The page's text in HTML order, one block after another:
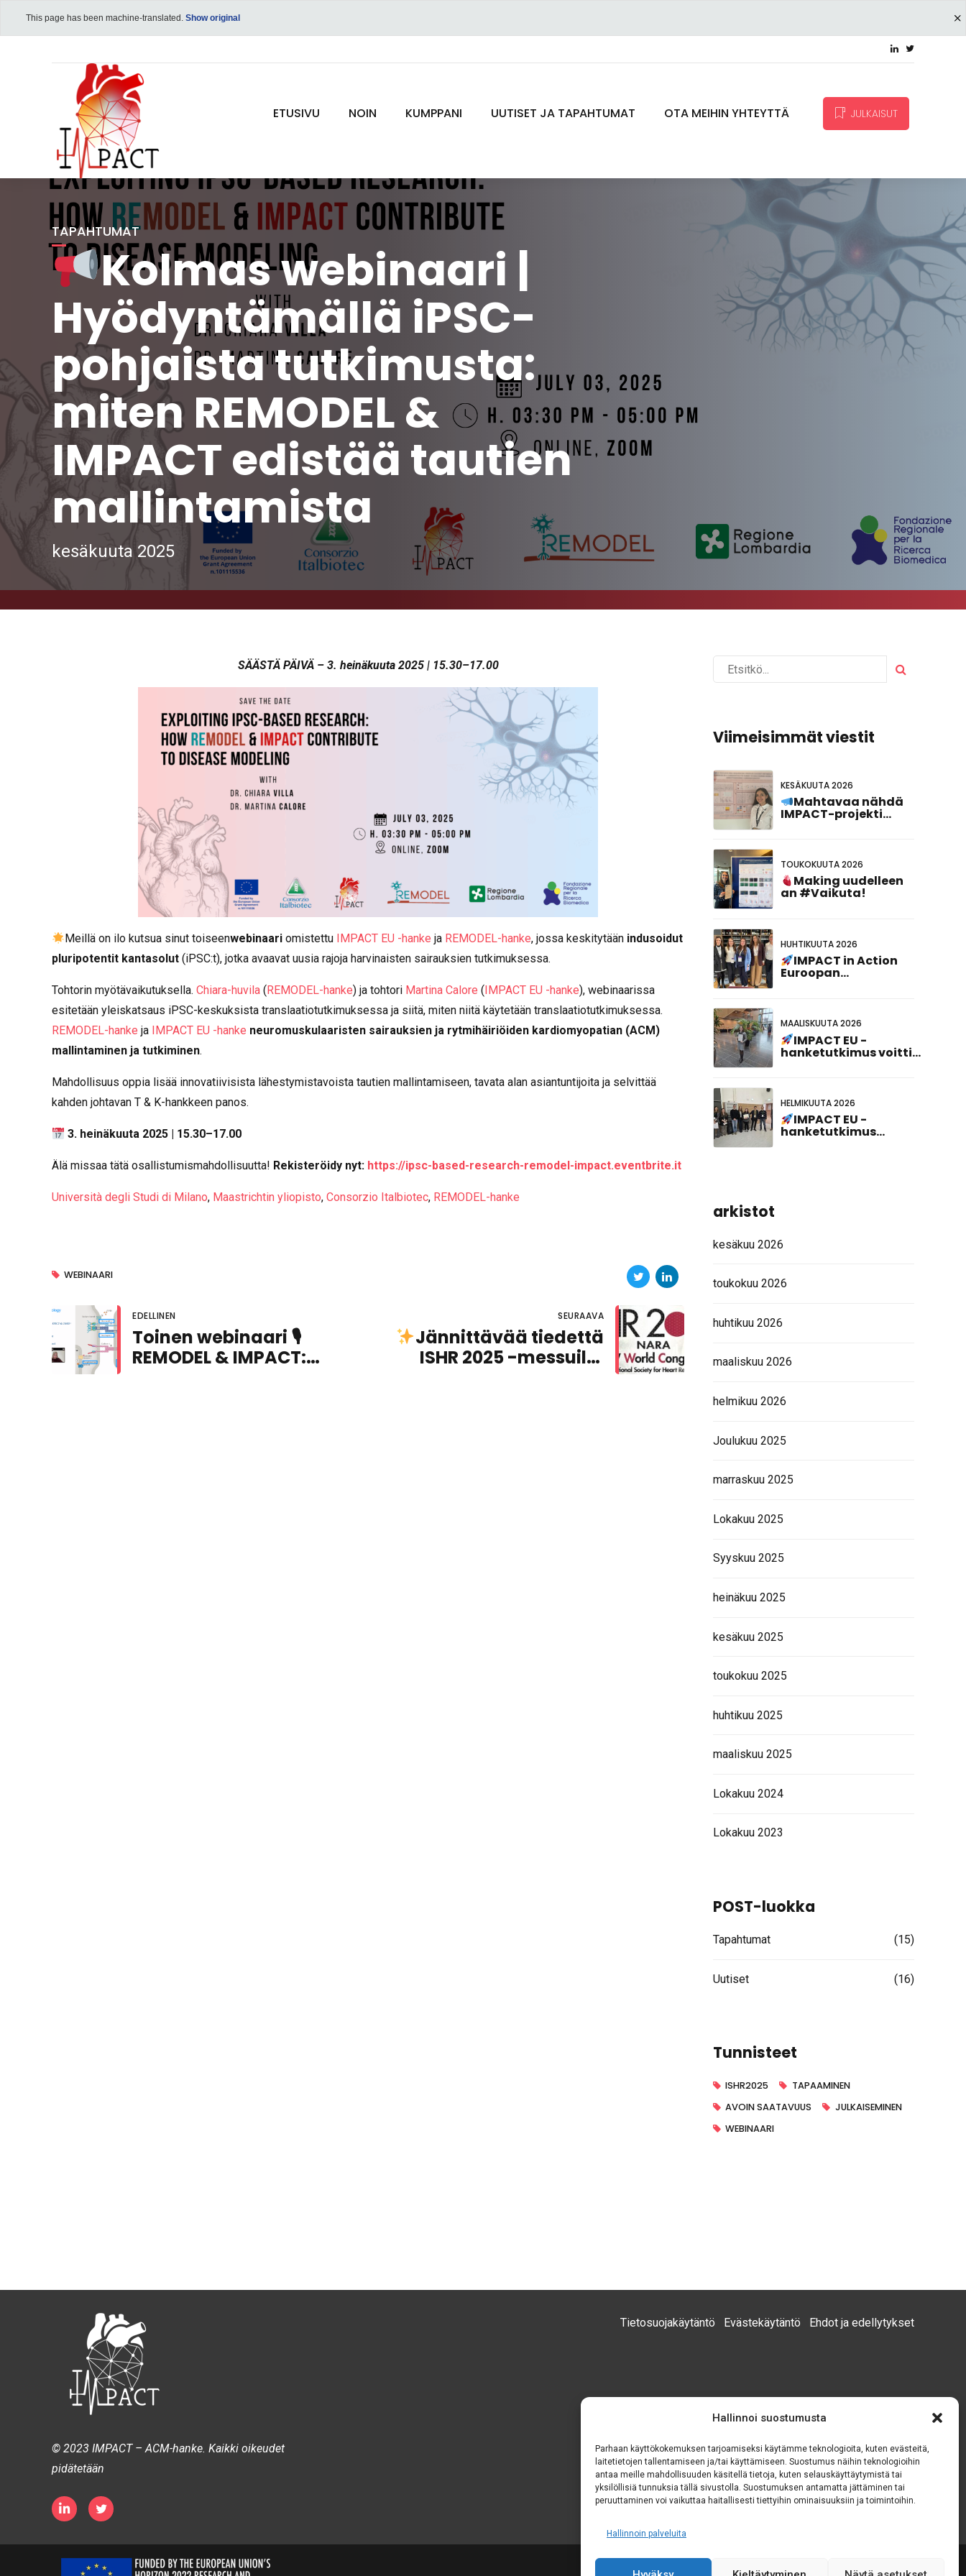
This page has been machine-translated. Show original
Hallinnoi suostumusta
Parhaan käyttökokemuksen tarjoamiseksi käytämme teknologioita, kuten evästeitä,
laitetietojen tallentamiseen ja/tai käyttämiseen. Suostumus näihin teknologioihin
antaa meille mahdollisuuden käsitellä tietoja, kuten selauskäyttäytymistä tai
yksilöllisiä tunnuksia tällä sivustolla. Suostumuksen antamatta jättäminen tai
peruuttaminen voi vaikuttaa haitallisesti tiettyihin ominaisuuksiin ja toimintoihin.
Hallinnoin palveluita
JULKAISUT
ETUSIVU NOIN KUMPPANI UUTISET JA TAPAHTUMAT OTA MEIHIN YHTEYTTÄ
TAPAHTUMAT
Kolmas webinaari |
Hyödyntämällä iPSC-
pohjaista tutkimusta:
miten REMODEL &
IMPACT edistää tautien
mallintamista
kesäkuuta 2025
SÄÄSTÄ PÄIVÄ – 3. heinäkuuta 2025 | 15.30–17.00
Meillä on ilo kutsua sinut toiseenwebinaari omistettu IMPACT EU -hanke ja REMODEL-hanke, jossa keskitytään indusoidut
pluripotentit kantasolut (iPSC:t), jotka avaavat uusia rajoja harvinaisten sairauksien tutkimuksessa.
Tohtorin myötävaikutuksella. Chiara-huvila (REMODEL-hanke) ja tohtori Martina Calore (IMPACT EU -hanke), webinaarissa
esitetään yleiskatsaus iPSC-keskuksista translaatiotutkimuksessa ja siitä, miten niitä käytetään translaatiotutkimuksessa.
REMODEL-hanke ja IMPACT EU -hanke neuromuskulaaristen sairauksien ja rytmihäiriöiden kardiomyopatian (ACM)
mallintaminen ja tutkiminen.
Mahdollisuus oppia lisää innovatiivisista lähestymistavoista tautien mallintamiseen, tavata alan asiantuntijoita ja selvittää
kahden johtavan T & K-hankkeen panos.
3. heinäkuuta 2025 | 15.30–17.00
Älä missaa tätä osallistumismahdollisuutta! Rekisteröidy nyt: https://ipsc-based-research-remodel-impact.eventbrite.it
Università degli Studi di Milano, Maastrichtin yliopisto, Consorzio Italbiotec, REMODEL-hanke
WEBINAARI
EDELLINEN
Toinen webinaari 🎙
REMODEL & IMPACT:
SEURAAVA
Jännittävää tiedettä
ISHR 2025 -messuilla
Viimeisimmät viestit
KESÄKUUTA 2026
Mahtavaa nähdä
IMPACT-projekti
TOUKOKUUTA 2026
Making uudelleen
an #Vaikuta!
HUHTIKUUTA 2026
IMPACT in Action
Euroopan
MAALISKUUTA 2026
IMPACT EU -
hanketutkimus voitti
saksalaisessa
yhteiskokouksessa!
HELMIKUUTA 2026
IMPACT EU -
hanketutkimus
arkistot
kesäkuu 2026
toukokuu 2026
huhtikuu 2026
maaliskuu 2026
helmikuu 2026
Joulukuu 2025
marraskuu 2025
Lokakuu 2025
Syyskuu 2025
heinäkuu 2025
kesäkuu 2025
toukokuu 2025
huhtikuu 2025
maaliskuu 2025
Lokakuu 2024
Lokakuu 2023
POST-luokka
Tapahtumat (15)
Uutiset (16)
Tunnisteet
ISHR2025
TAPAAMINEN
AVOIN SAATAVUUS
JULKAISEMINEN
WEBINAARI
© 2023 IMPACT – ACM-hanke. Kaikki oikeudet
pidätetään
Tietosuojakäytäntö Evästekäytäntö Ehdot ja edellytykset
Lainat: Datasymposium